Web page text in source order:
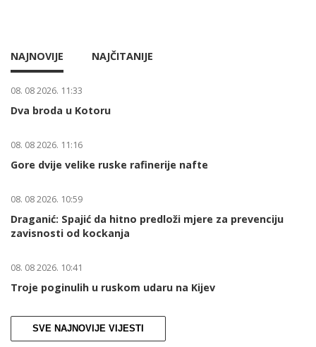
NAJNOVIJE NAJČITANIJE
08. 08 2026. 11:33
Dva broda u Kotoru
08. 08 2026. 11:16
Gore dvije velike ruske rafinerije nafte
08. 08 2026. 10:59
Draganić: Spajić da hitno predloži mjere za prevenciju
zavisnosti od kockanja
08. 08 2026. 10:41
Troje poginulih u ruskom udaru na Kijev
SVE NAJNOVIJE VIJESTI